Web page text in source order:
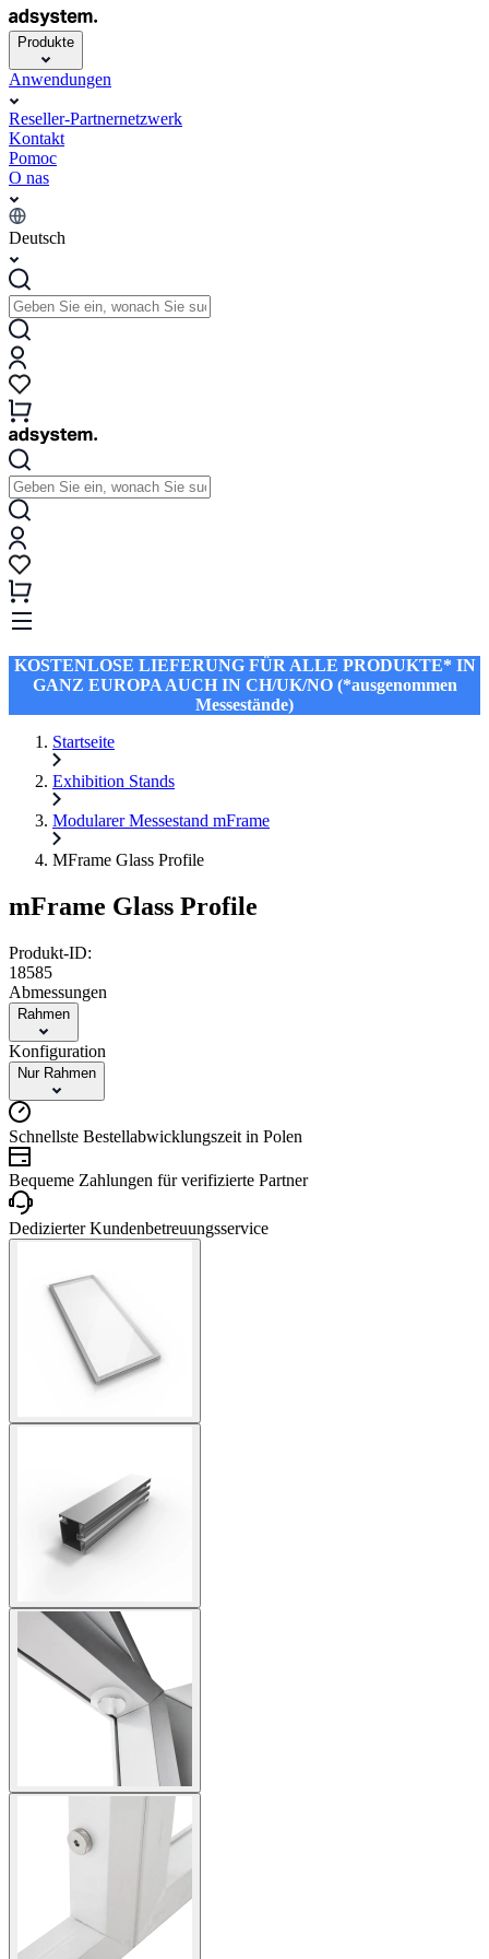
Produkte
Anwendungen
Reseller-Partnernetzwerk
Kontakt
Pomoc
O nas
Deutsch
KOSTENLOSE LIEFERUNG FÜR ALLE PRODUKTE* IN
GANZ EUROPA AUCH IN CH/UK/NO (*ausgenommen
Messestände)
Startseite
Exhibition Stands
Modularer Messestand mFrame
MFrame Glass Profile
mFrame Glass Profile
Produkt-ID:
18585
Abmessungen
Rahmen
Konfiguration
Nur Rahmen
Schnellste Bestellabwicklungszeit in Polen
Bequeme Zahlungen für verifizierte Partner
Dedizierter Kundenbetreuungsservice